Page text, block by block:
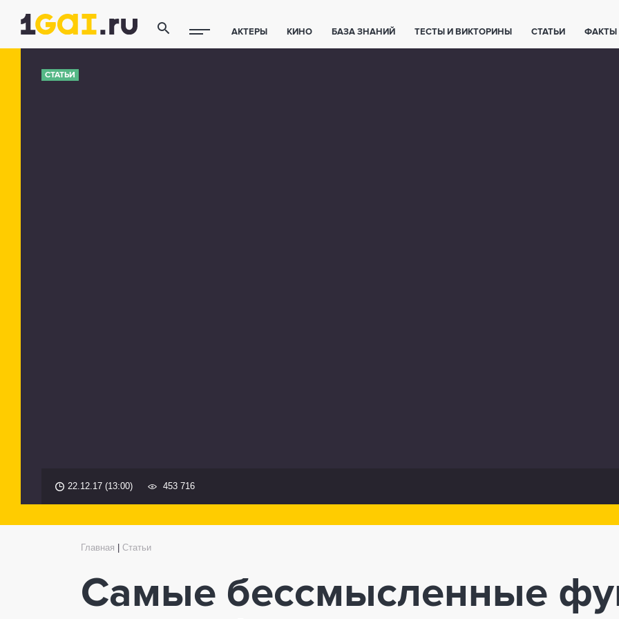
АКТЕРЫ КИНО БАЗА ЗНАНИЙ ТЕСТЫ И ВИКТОРИНЫ СТАТЬИ ФАКТЫ
СТАТЬИ
22.12.17 (13:00) 453 716
Главная Статьи
Самые бессмысленные